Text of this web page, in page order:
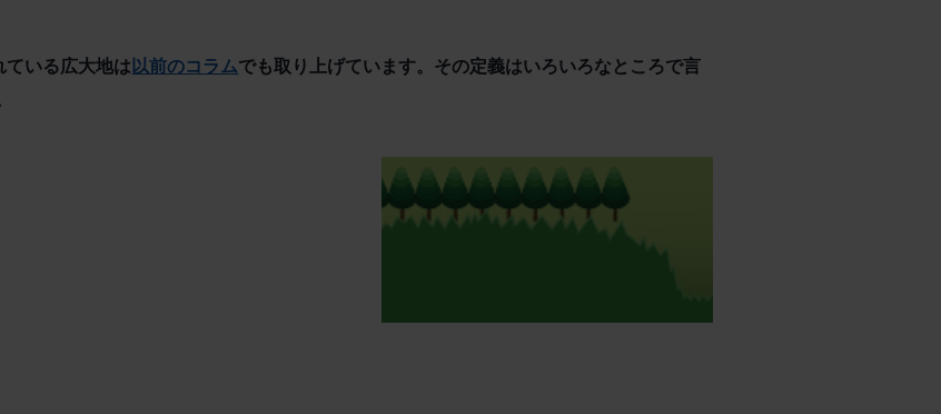
ている広大地は 以前のコラムでも取り上げています。その定義はいろいろなところで言